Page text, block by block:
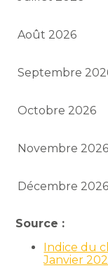
Août 2026
Septembre
Octobre 2026
Novembre 2026
Décembre 2026
Source :
Indice du
Janvier